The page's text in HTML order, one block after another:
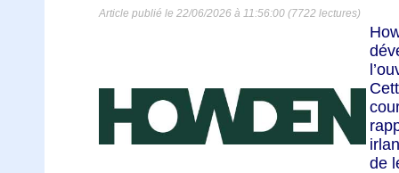
Article publié le 22/06/2026 à 11:56:00 (7722 lectures)
de